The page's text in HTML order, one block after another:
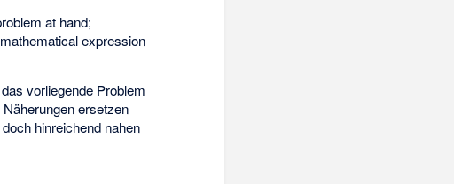
at hand;
expression
vorliegende Problem
ersetzen
hinreichend nahen